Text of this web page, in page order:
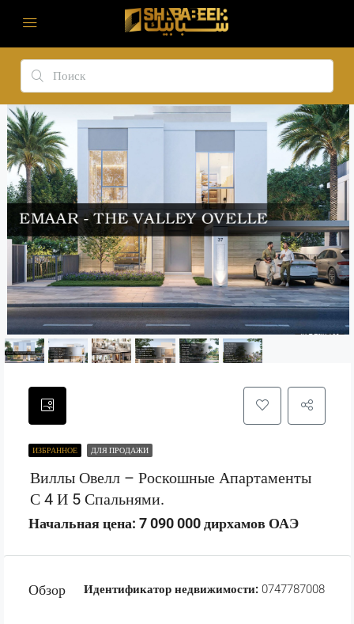
ИЗБРАННОЕ ДЛЯ ПРОДАЖИ
Виллы Овелл – Роскошные Апартаменты
С 4 И 5 Спальнями.
Начальная цена: 7 090 000 дирхамов ОАЭ
Обзор Идентификатор недвижимости:0747787008